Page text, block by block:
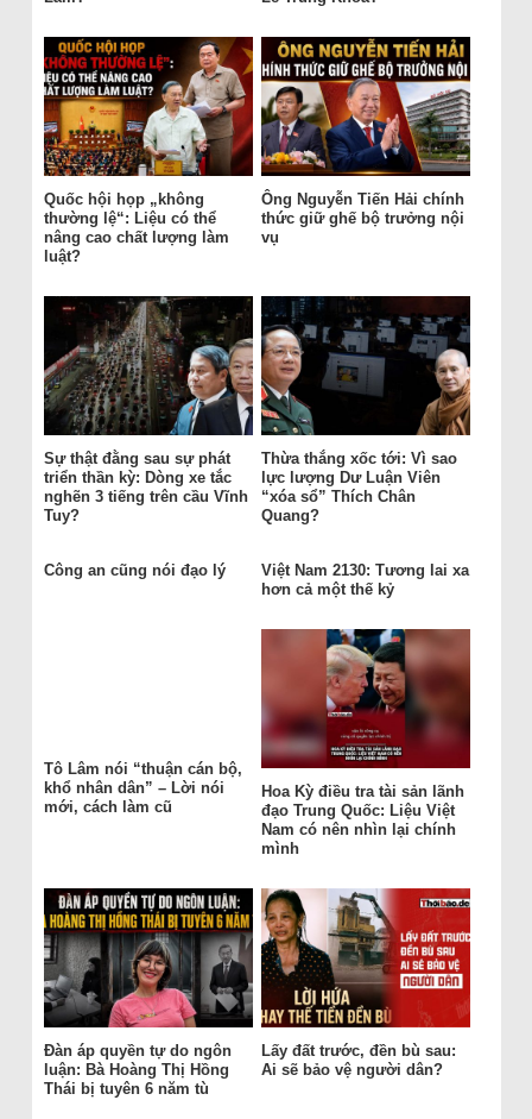
Quốc hội họp „không
thường lệ“: Liệu có thể
nâng cao chất lượng làm
luật?
Ông Nguyễn Tiến Hải chính
thức giữ ghế bộ trưởng nội
vụ
Sự thật đằng sau sự phát
triển thần kỳ: Dòng xe tắc
nghẽn 3 tiếng trên cầu Vĩnh
Tuy?
Thừa thắng xốc tới: Vì sao
lực lượng Dư Luận Viên
“xóa sổ” Thích Chân
Quang?
Công an cũng nói đạo lý
Việt Nam 2130: Tương lai xa
hơn cả một thế kỷ
Tô Lâm nói “thuận cán bộ,
khổ nhân dân” – Lời nói
mới, cách làm cũ
Hoa Kỳ điều tra tài sản lãnh
đạo Trung Quốc: Liệu Việt
Nam có nên nhìn lại chính
mình
Đàn áp quyền tự do ngôn
luận: Bà Hoàng Thị Hồng
Thái bị tuyên 6 năm tù
Lấy đất trước, đền bù sau:
Ai sẽ bảo vệ người dân?